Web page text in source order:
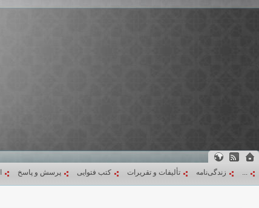
... زندگی‌نامه تألیفات و تقریرات کتب فتوایی پرسش و پاسخ